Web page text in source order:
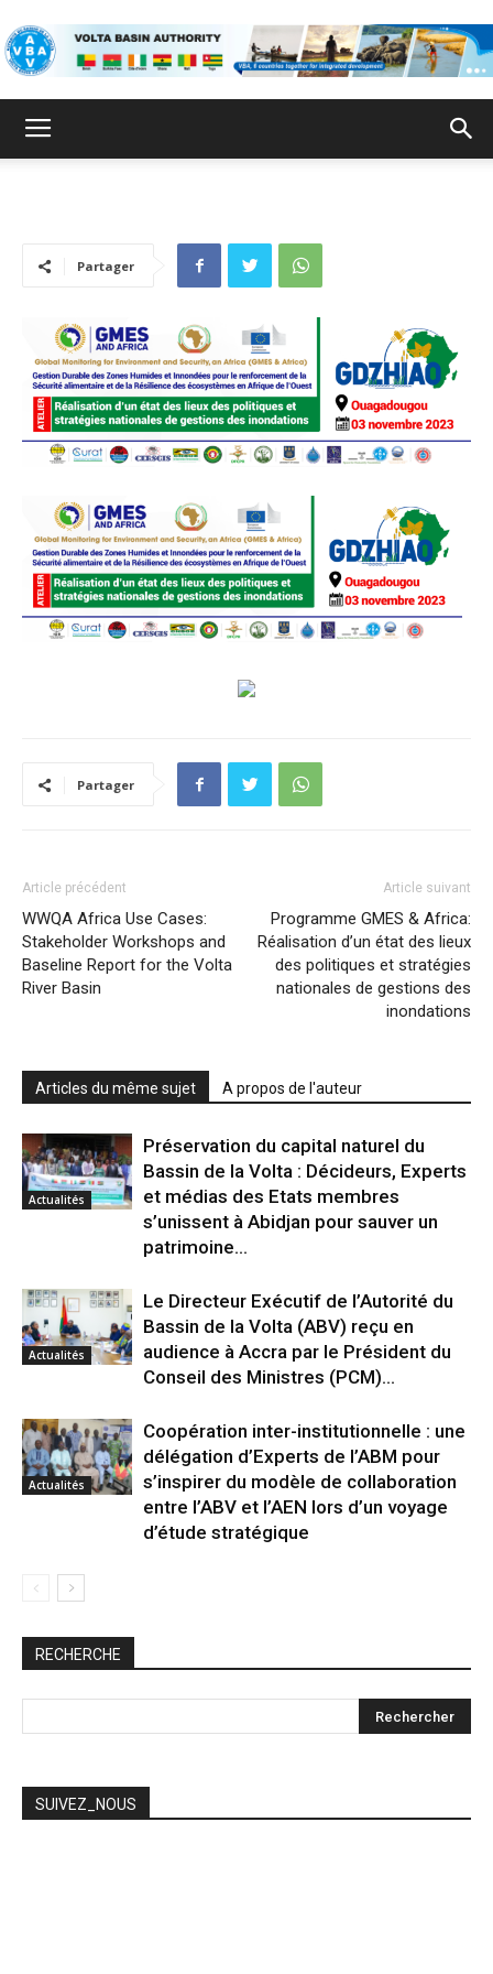
Partager
Partager
Article précédent
WWQA Africa Use Cases:
Stakeholder Workshops and
Baseline Report for the Volta
River Basin
Article suivant
Programme GMES & Africa:
Réalisation d’un état des lieux
des politiques et stratégies
nationales de gestions des
inondations
Articles du même sujet A propos de l'auteur
Actualités
Préservation du capital naturel du
Bassin de la Volta : Décideurs, Experts
et médias des Etats membres
s’unissent à Abidjan pour sauver un
patrimoine...
Actualités
Le Directeur Exécutif de l’Autorité du
Bassin de la Volta (ABV) reçu en
audience à Accra par le Président du
Conseil des Ministres (PCM)...
Actualités
Coopération inter-institutionnelle : une
délégation d’Experts de l’ABM pour
s’inspirer du modèle de collaboration
entre l’ABV et l’AEN lors d’un voyage
d’étude stratégique
RECHERCHE
SUIVEZ_NOUS